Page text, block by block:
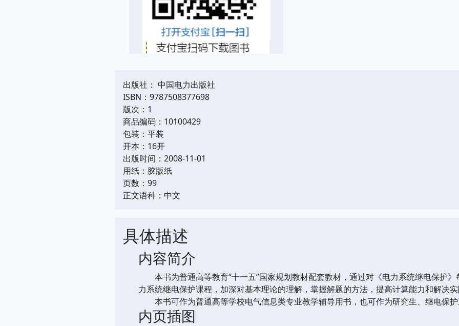
出版社： 中国电力出版社
ISBN：9787508377698
版次：1
商品编码：10100429
包装：平装
开本：16开
出版时间：2008-11-01
用纸：胶版纸
页数：99
正文语种：中文
具体描述
内容简介
本书为普通高等教育“十一五”国家规划教材配套教材，通过对《电力系统继电保护
力系统继电保护课程，加深对基本理论的理解，掌握解题的方法，提高计算能力和解决
本书可作为普通高等学校电气信息类专业教学辅导用书，也可作为研究生、继电保
内页插图